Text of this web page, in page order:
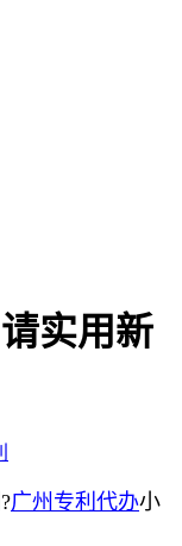
实用新
广州 专利 代办小